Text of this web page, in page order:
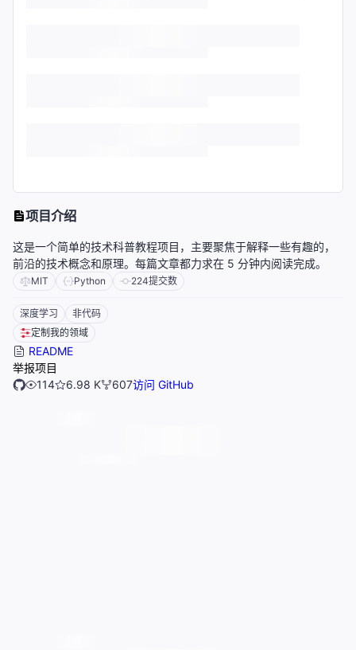
项目介绍
这是一个简单的技术科普教程项目，主要聚焦于解释一些有趣的，
前沿的技术概念和原理。每篇文章都力求在 5 分钟内阅读完成。
MIT Python 224提交数
深度学习
非代码
定制我的领域
README
举报项目
114
6.98 K 607访问 GitHub